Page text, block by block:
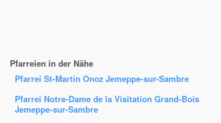
Pfarreien in der Nähe
Pfarrei St-Martin Onoz Jemeppe-sur-Sambre
Pfarrei Notre-Dame de la Visitation Grand-Bois
Jemeppe-sur-Sambre